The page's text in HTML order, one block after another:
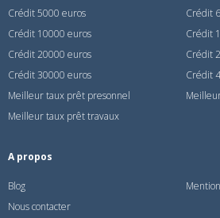
Crédit 5000 euros
Crédit
Crédit 10000 euros
Crédit
Crédit 20000 euros
Crédit
Crédit 30000 euros
Crédit
Meilleur taux prêt presonnel
Meilleur taux prêt travaux
A propos
Blog
Nous contacter